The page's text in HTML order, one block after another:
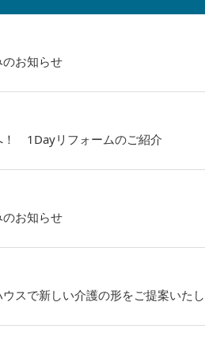
お知らせ
！ 1Dayリフォームのご紹介
お知らせ
ウスで新しい介護の形をご提案いた